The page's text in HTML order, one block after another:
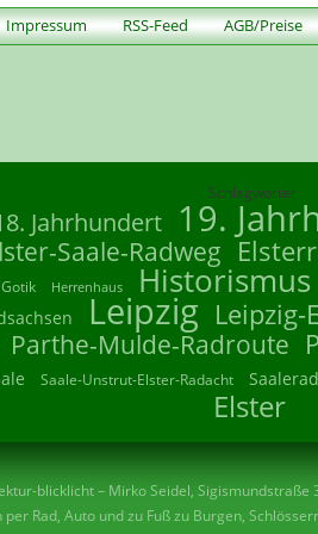
Impressum RSS-Feed AGB/Preise
Schlagwörter
Jahrhundert 19.
Saale-Radweg
Gotik Herrenhaus Historismus
Leipzig Leipzig-
Parthe-Mulde-Radroute
Saale-Unstrut-Elster-Radacht
Elster
blicklicht – Mirko Seidel, Sigismundstraße
Rad, Auto und zu Fuß zu Burgen,